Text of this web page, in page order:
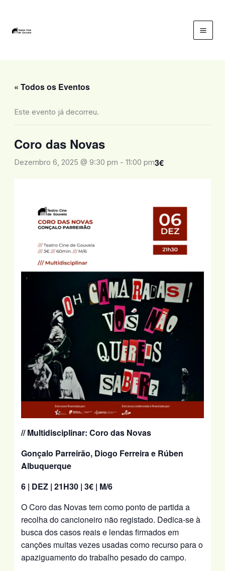
content
Main
« Todos os Eventos
Este evento já decorreu.
Coro das Novas
Dezembro 6, 2025 @ 9:30 pm - 11:00 pm3€
// Multidisciplinar:Coro das Novas
Gonçalo Parreirão, Diogo Ferreira e Rúben
Albuquerque
6 | DEZ | 21H30 | 3€ | M/6
O Coro das Novas tem como ponto de partida a
recolha do cancioneiro não registado. Dedica-se à
busca dos casos reais e lendas firmados em
canções muitas vezes usadas como recurso para o
apaziguamento do trabalho pesado do campo.